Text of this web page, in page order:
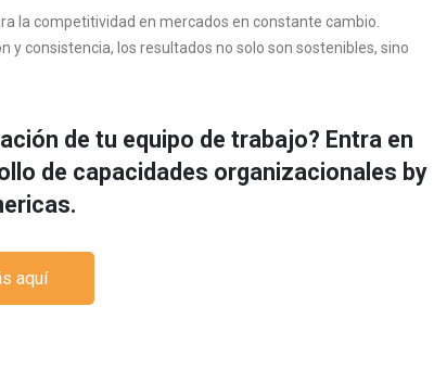
la competitividad en mercados en constante cambio.
y consistencia, los resultados no solo son sostenibles, sino
de tu equipo de trabajo? Entra en
de capacidades organizacionales by
.
aquí